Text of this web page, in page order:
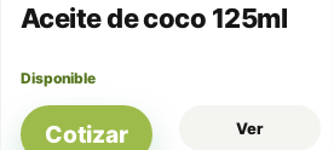
Aceite de coco 125ml
Disponible
Cotizar Ver